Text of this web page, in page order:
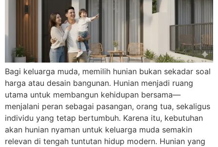
Bagi keluarga muda, memilih hunian bukan sekadar soal
harga atau desain bangunan. Hunian menjadi ruang
utama untuk membangun kehidupan bersama—
menjalani peran sebagai pasangan, orang tua, sekaligus
individu yang tetap bertumbuh. Karena itu, kebutuhan
akan hunian nyaman untuk keluarga muda semakin
relevan di tengah tuntutan hidup modern. Hunian yang